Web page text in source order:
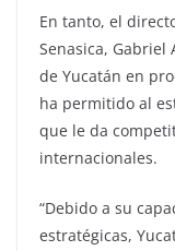
En tanto, el
Senasica, Gabriel
de Yucatán en
ha permitido al
que le da
internacionales.
“Debido a su
estratégicas,